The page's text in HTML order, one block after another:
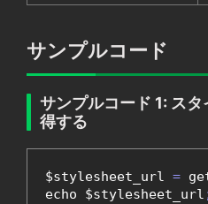
サンプルコード
サンプルコード 1: ス
得する
$stylesheet_url =
echo $stylesheet_url